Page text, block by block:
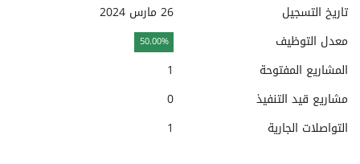
تاريخ التسجيل
26 مارس 2024
معدل التوظيف
50.00%
المشاريع المفتوحة
1
مشاريع قيد التنفيذ
0
التواصلات الجارية
1